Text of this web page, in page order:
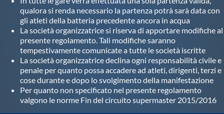
qualora si renda necessario la partenza potrà sarà data con
gli atleti della batteria precedente ancora in acqua
La società organizzatrice si riserva di apportare modifiche al
presente regolamento. Tali modifiche saranno
tempestivamente comunicate a tutte le società iscritte
La società organizzatrice declina ogni responsabilità civile e
penale per quanto possa accadere ad atleti, dirigenti, terzi e
cose durante e dopo lo svolgimento della manifestazione
Per quanto non specificato nel presente regolamento
valgono le norme Fin del circuito supermaster 2015/2016